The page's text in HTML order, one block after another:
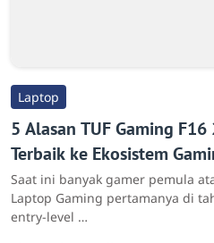
Laptop
5 Alasan TUF Gaming
Terbaik ke Ekosistem
Saat ini banyak gamer pemula
Laptop Gaming pertamanya di
entry-level …